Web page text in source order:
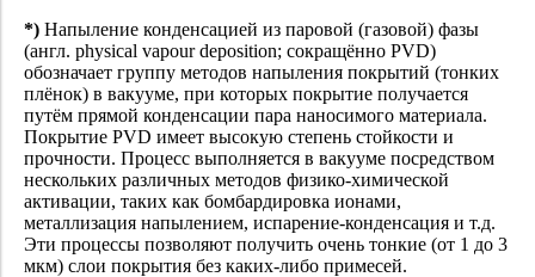
*) Напыление конденсацией из паровой (газовой) фазы
(англ. physical vapour deposition; сокращённо PVD)
обозначает группу методов напыления покрытий (тонких
плёнок) в вакууме, при которых покрытие получается
путём прямой конденсации пара наносимого материала.
Покрытие PVD имеет высокую степень стойкости и
прочности. Процесс выполняется в вакууме посредством
нескольких различных методов физико-химической
активации, таких как бомбардировка ионами,
металлизация напылением, испарение-конденсация и т.д.
Эти процессы позволяют получить очень тонкие (от 1 до 3
мкм) слои покрытия без каких-либо примесей.